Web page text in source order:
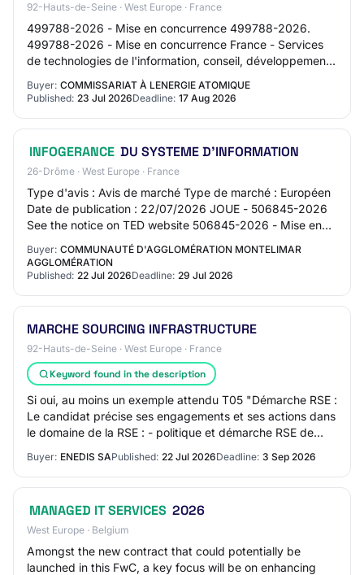
92-Hauts-de-Seine · West Europe · France
499788-2026 - Mise en concurrence 499788-2026.
499788-2026 - Mise en concurrence France - Services
de technologies de l'information, conseil, développement
de logiciels, internet et appui - INFOGÉRAN…
Buyer: COMMISSARIAT À LENERGIE ATOMIQUE
Published: 23 Jul 2026Deadline: 17 Aug 2026
INFOGERANCE DU SYSTEME D'INFORMATION
26-Drôme · West Europe · France
Type d'avis : Avis de marché Type de marché : Européen
Date de publication : 22/07/2026 JOUE - 506845-2026
See the notice on TED website 506845-2026 - Mise en
concurrence 506845-2026 506845-2026 - Mi…
Buyer: COMMUNAUTÉ D'AGGLOMÉRATION MONTELIMAR
AGGLOMÉRATION
Published: 22 Jul 2026Deadline: 29 Jul 2026
MARCHE SOURCING INFRASTRUCTURE
92-Hauts-de-Seine · West Europe · France
Keyword found in the description
Si oui, au moins un exemple attendu T05 "Démarche RSE :
Le candidat précise ses engagements et ses actions dans
le domaine de la RSE : - politique et démarche RSE de
Buyer: ENEDIS SAPublished: 22 Jul 2026Deadline: 3 Sep 2026
MANAGED IT SERVICES 2026
West Europe · Belgium
Amongst the new contract that could potentially be
launched in this FwC, a key focus will be on enhancing